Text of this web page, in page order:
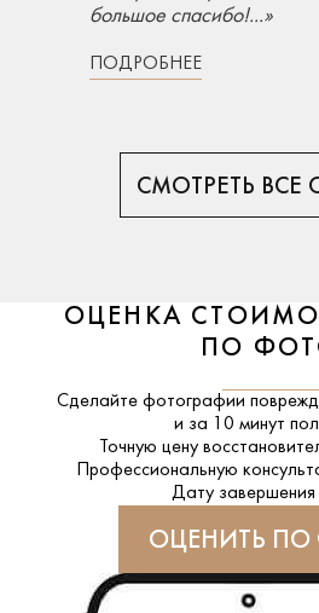
большое спасибо!...»
ПОДРОБНЕЕ
СМОТРЕТЬ ВСЕ
ОЦЕНКА
ПО
Сделайте фотографии
и за 10 минут
Точную цену
Профессиональную
Дату
ОЦЕНИТЬ